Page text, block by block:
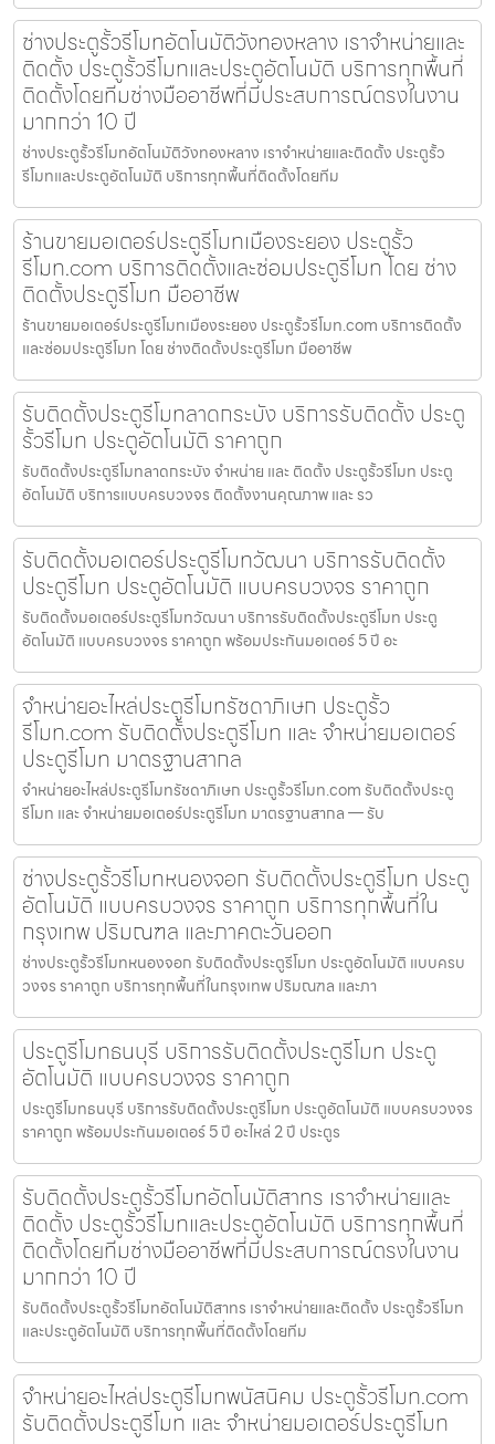
ช่างประตูรั้วรีโมทอัตโนมัติวังทองหลาง เราจำหน่ายและ
ติดตั้ง ประตูรั้วรีโมทและประตูอัตโนมัติ บริการทุกพื้นที่
ติดตั้งโดยทีมช่างมืออาชีพที่มีประสบการณ์ตรงในงาน
มากกว่า 10 ปี
ช่างประตูรั้วรีโมทอัตโนมัติวังทองหลาง เราจำหน่ายและติดตั้ง ประตูรั้ว
รีโมทและประตูอัตโนมัติ บริการทุกพื้นที่ติดตั้งโดยทีม
ร้านขายมอเตอร์ประตูรีโมทเมืองระยอง ประตูรั้ว
รีโมท.com บริการติดตั้งและซ่อมประตูรีโมท โดย ช่าง
ติดตั้งประตูรีโมท มืออาชีพ
ร้านขายมอเตอร์ประตูรีโมทเมืองระยอง ประตูรั้วรีโมท.com บริการติดตั้ง
และซ่อมประตูรีโมท โดย ช่างติดตั้งประตูรีโมท มืออาชีพ
รับติดตั้งประตูรีโมทลาดกระบัง บริการรับติดตั้ง ประตู
รั้วรีโมท ประตูอัตโนมัติ ราคาถูก
รับติดตั้งประตูรีโมทลาดกระบัง จำหน่าย และ ติดตั้ง ประตูรั้วรีโมท ประตู
อัตโนมัติ บริการแบบครบวงจร ติดตั้งงานคุณภาพ และ รว
รับติดตั้งมอเตอร์ประตูรีโมทวัฒนา บริการรับติดตั้ง
ประตูรีโมท ประตูอัตโนมัติ แบบครบวงจร ราคาถูก
รับติดตั้งมอเตอร์ประตูรีโมทวัฒนา บริการรับติดตั้งประตูรีโมท ประตู
อัตโนมัติ แบบครบวงจร ราคาถูก พร้อมประกันมอเตอร์ 5 ปี อะ
จำหน่ายอะไหล่ประตูรีโมทรัชดาภิเษก ประตูรั้ว
รีโมท.com รับติดตั้งประตูรีโมท และ จำหน่ายมอเตอร์
ประตูรีโมท มาตรฐานสากล
จำหน่ายอะไหล่ประตูรีโมทรัชดาภิเษก ประตูรั้วรีโมท.com รับติดตั้งประตู
รีโมท และ จำหน่ายมอเตอร์ประตูรีโมท มาตรฐานสากล — รับ
ช่างประตูรั้วรีโมทหนองจอก รับติดตั้งประตูรีโมท ประตู
อัตโนมัติ แบบครบวงจร ราคาถูก บริการทุกพื้นที่ใน
กรุงเทพ ปริมณฑล และภาคตะวันออก
ช่างประตูรั้วรีโมทหนองจอก รับติดตั้งประตูรีโมท ประตูอัตโนมัติ แบบครบ
วงจร ราคาถูก บริการทุกพื้นที่ในกรุงเทพ ปริมณฑล และภา
ประตูรีโมทธนบุรี บริการรับติดตั้งประตูรีโมท ประตู
อัตโนมัติ แบบครบวงจร ราคาถูก
ประตูรีโมทธนบุรี บริการรับติดตั้งประตูรีโมท ประตูอัตโนมัติ แบบครบวงจร
ราคาถูก พร้อมประกันมอเตอร์ 5 ปี อะไหล่ 2 ปี ประตูร
รับติดตั้งประตูรั้วรีโมทอัตโนมัติสาทร เราจำหน่ายและ
ติดตั้ง ประตูรั้วรีโมทและประตูอัตโนมัติ บริการทุกพื้นที่
ติดตั้งโดยทีมช่างมืออาชีพที่มีประสบการณ์ตรงในงาน
มากกว่า 10 ปี
รับติดตั้งประตูรั้วรีโมทอัตโนมัติสาทร เราจำหน่ายและติดตั้ง ประตูรั้วรีโมท
และประตูอัตโนมัติ บริการทุกพื้นที่ติดตั้งโดยทีม
จำหน่ายอะไหล่ประตูรีโมทพนัสนิคม ประตูรั้วรีโมท.com
รับติดตั้งประตูรีโมท และ จำหน่ายมอเตอร์ประตูรีโมท